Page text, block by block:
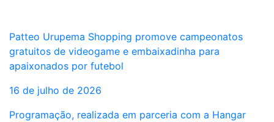
Patteo Urupema Shopping promove campeonatos
gratuitos de videogame e embaixadinha para
apaixonados por futebol
16 de julho de 2026
Programação, realizada em parceria com a Hangar